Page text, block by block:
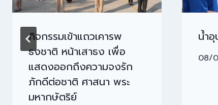
กิจกรรมเข้าแถวเคารพ
ธงชาติ หน้าเสาธง เพื่อ
แสดงออกถึงความจงรัก
ภักดีต่อชาติ ศาสนา พระ
มหากษัตริย์
น้ำอุ
08/